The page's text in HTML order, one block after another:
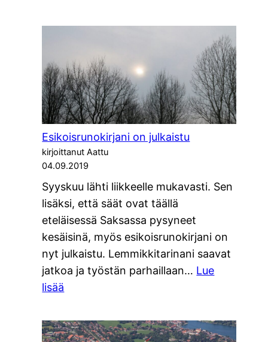
rehellinen
Esikoisrunokirjani on julkaistu
kirjoittanut Aattu
04.09.2019
Syyskuu lähti liikkeelle mukavasti. Sen
lisäksi, että säät ovat täällä
eteläisessä Saksassa pysyneet
kesäisinä, myös esikoisrunokirjani on
nyt julkaistu. Lemmikkitarinani saavat
jatkoa ja työstän parhaillaan… Lue
lisää
on
julkaistu